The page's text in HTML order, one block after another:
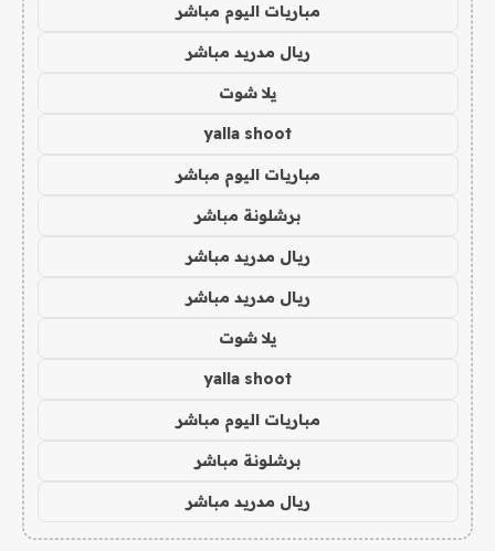
مباريات اليوم مباشر
ريال مدريد مباشر
يلا شوت
yalla shoot
مباريات اليوم مباشر
برشلونة مباشر
ريال مدريد مباشر
ريال مدريد مباشر
يلا شوت
yalla shoot
مباريات اليوم مباشر
برشلونة مباشر
ريال مدريد مباشر